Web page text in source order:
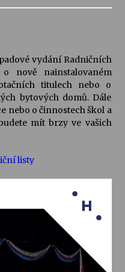
festival Quijotova
8. 2026
Rufus Miller
vydání Radničních
nově nainstalovaném
titulech nebo o
bytových domů. Dále
nebo o činnostech škol a
mít brzy ve vašich
listy